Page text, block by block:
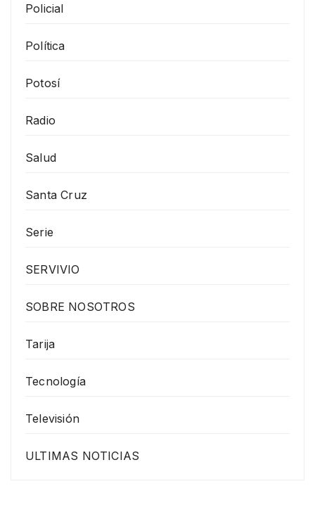
Policial
Política
Potosí
Radio
Salud
Santa Cruz
Serie
SERVIVIO
SOBRE NOSOTROS
Tarija
Tecnología
Televisión
ULTIMAS NOTICIAS